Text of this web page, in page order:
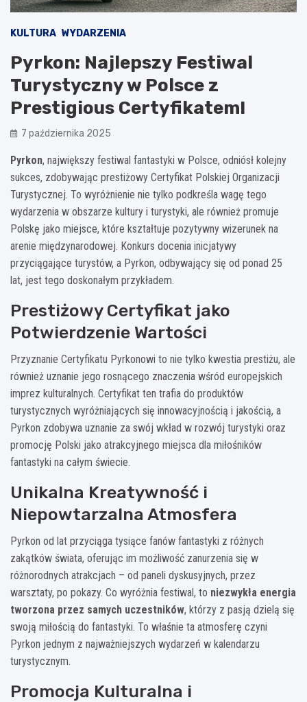
KULTURA WYDARZENIA
Pyrkon: Najlepszy Festiwal
Turystyczny w Polsce z
Prestigious Certyfikatem!
7 października 2025
Pyrkon, największy festiwal fantastyki w Polsce, odniósł kolejny
sukces, zdobywając prestiżowy Certyfikat Polskiej Organizacji
Turystycznej. To wyróżnienie nie tylko podkreśla wagę tego
wydarzenia w obszarze kultury i turystyki, ale również promuje
Polskę jako miejsce, które kształtuje pozytywny wizerunek na
arenie międzynarodowej. Konkurs docenia inicjatywy
przyciągające turystów, a Pyrkon, odbywający się od ponad 25
lat, jest tego doskonałym przykładem.
Prestiżowy Certyfikat jako
Potwierdzenie Wartości
Przyznanie Certyfikatu Pyrkonowi to nie tylko kwestia prestiżu, ale
również uznanie jego rosnącego znaczenia wśród europejskich
imprez kulturalnych. Certyfikat ten trafia do produktów
turystycznych wyróżniających się innowacyjnością i jakością, a
Pyrkon zdobywa uznanie za swój wkład w rozwój turystyki oraz
promocję Polski jako atrakcyjnego miejsca dla miłośników
fantastyki na całym świecie.
Unikalna Kreatywność i
Niepowtarzalna Atmosfera
Pyrkon od lat przyciąga tysiące fanów fantastyki z różnych
zakątków świata, oferując im możliwość zanurzenia się w
różnorodnych atrakcjach – od paneli dyskusyjnych, przez
warsztaty, po pokazy. Co wyróżnia festiwal, to niezwykła energia
tworzona przez samych uczestników, którzy z pasją dzielą się
swoją miłością do fantastyki. To właśnie ta atmosferę czyni
Pyrkon jednym z najważniejszych wydarzeń w kalendarzu
turystycznym.
Promocja Kulturalna i